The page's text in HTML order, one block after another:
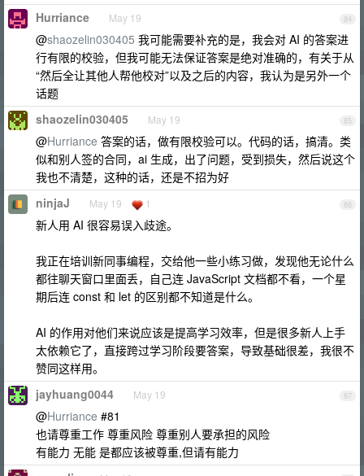
84
Hurriance May 19
@shaozelin030405 我可能需要补充的是，我会对 AI 的答案进
行有限的校验，但我可能无法保证答案是绝对准确的，有关于从
“然后全让其他人帮他校对”以及之后的内容，我认为是另外一个
话题
85
shaozelin030405 May 19
@Hurriance 答案的话，做有限校验可以。代码的话，搞清。类
似和别人签的合同，ai 生成，出了问题，受到损失，然后说这个
我也不清楚，这种的话，还是不招为好
86
ninjaJ May 19 1
新人用 AI 很容易误入歧途。
我正在培训新同事编程，交给他一些小练习做，发现他无论什么
都往聊天窗口里面丢，自己连 JavaScript 文档都不看，一个星
期后连 const 和 let 的区别都不知道是什么。
AI 的作用对他们来说应该是提高学习效率，但是很多新人上手
太依赖它了，直接跨过学习阶段要答案，导致基础很差，我很不
赞同这样用。
87
jayhuang0044 May 19
@Hurriance #81
也请尊重工作 尊重风险 尊重别人要承担的风险
有能力 无能 是都应该被尊重,但请有能力